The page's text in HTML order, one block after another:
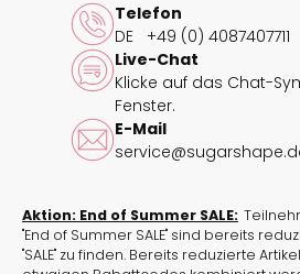
verhindert werden.
Du magst es flexibel? Kein
Durch den fünfstufigen
das Still-Bralette Sensla Deinen
Veränderungen innerhalb der
unserem neuen Still-Bralette
als Mutter innerhalb der Stillzeit
fühlen. Der mit Spitze
Telefon
DE
+49 (0) 4087407711
Live-Chat
Klicke auf das Chat-
Fenster.
E-Mail
Aktion: End of Summer SALE:
"End of Summer SALE" sind bereits
"SALE" zu finden. Bereits reduzierte